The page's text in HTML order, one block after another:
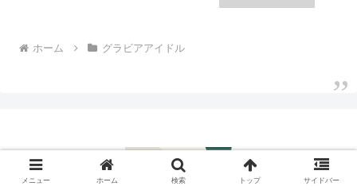
ホーム グラビアアイドル
メニュー ホーム 検索 トップ サイドバー